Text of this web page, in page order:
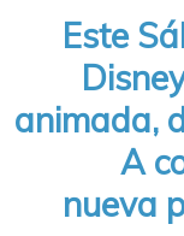
Este
animada,
A
nueva